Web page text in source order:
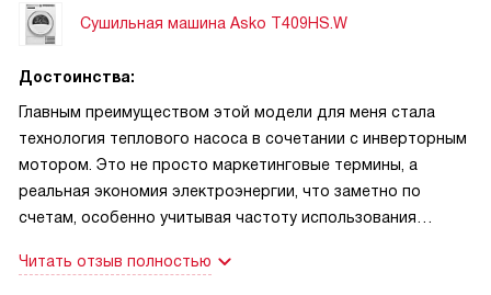
Большой барабан объемом 117 литров позволяет
загружать сразу много вещей, включая объемные одеяла
и пуховики, которые раньше приходилось сушить частями.
Сушильная машина Asko T409HS.W
Достоинства:
Главным преимуществом этой модели для меня стала
технология теплового насоса в сочетании с инверторным
мотором. Это не просто маркетинговые термины, а
реальная экономия электроэнергии, что заметно по
счетам, особенно учитывая частоту использования
функцию парогенератора: опции «Освежение паром» и
Читать отзыв полностью